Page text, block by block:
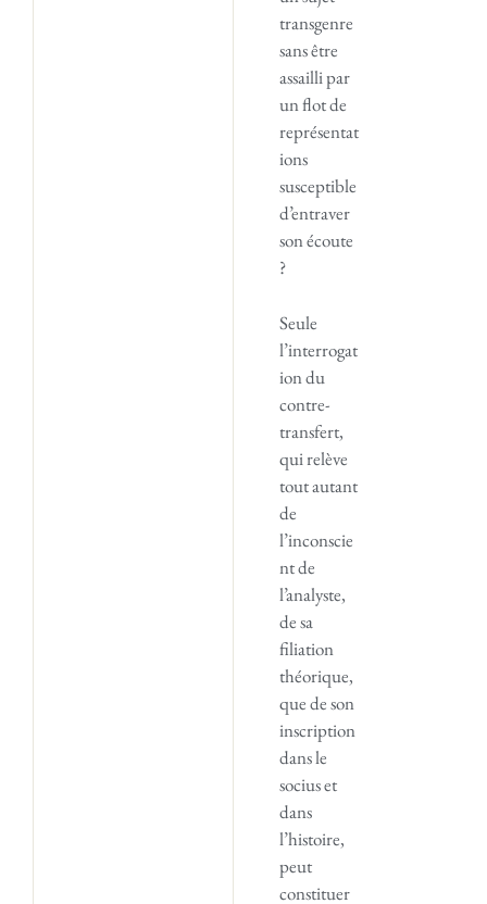
transgenre
sans être
assailli par
un flot de
représentat
ions
susceptible
d’entraver
son écoute
?
Seule
l’interrogat
ion du
contre-
transfert,
qui relève
tout autant
de
l’inconscie
nt de
l’analyste,
de sa
filiation
théorique,
que de son
inscription
dans le
socius et
dans
l’histoire,
peut
constituer